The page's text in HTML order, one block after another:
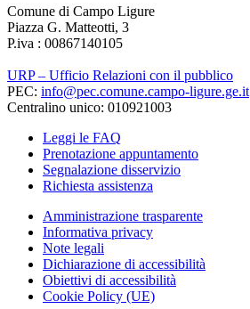
Comune di Campo Ligure
Piazza G. Matteotti, 3
P.iva : 00867140105
URP – Ufficio Relazioni con il pubblico
PEC: info@pec.comune.campo-ligure.ge.it
Centralino unico: 010921003
Leggi le FAQ
Prenotazione appuntamento
Segnalazione disservizio
Richiesta assistenza
Amministrazione trasparente
Informativa privacy
Note legali
Dichiarazione di accessibilità
Obiettivi di accessibilità
Cookie Policy (UE)